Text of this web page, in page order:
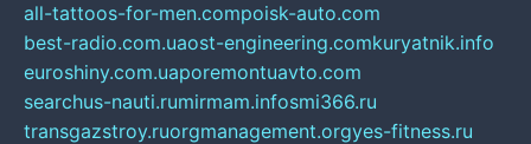
all-tattoos-for-men.compoisk-auto.com
best-radio.com.uaost-engineering.comkuryatnik.info
euroshiny.com.uaporemontuavto.com
searchus-nauti.rumirmam.infosmi366.ru
transgazstroy.ruorgmanagement.orgyes-fitness.ru